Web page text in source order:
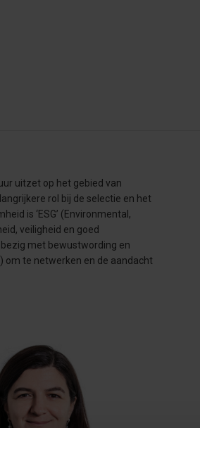
uitzet op het gebied van
rol bij de selectie en het
is ‘ESG’ (Environmental,
veiligheid en goed
met bewustwording en
om te netwerken en de aandacht